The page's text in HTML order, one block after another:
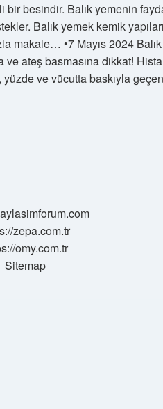
besindir. Balık yemenin
Balık yemek kemik
makale… •7 Mayıs 2024
ve ateş basmasına dikkat!
ve vücutta baskıyla
zepa.com.tr
omy.com.tr
Sitemap